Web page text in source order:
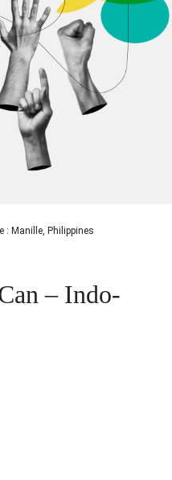
: Manille, Philippines
– Indo-